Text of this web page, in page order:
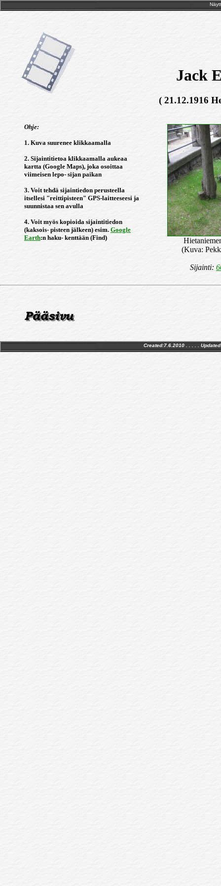
Jack
( 21.12.1916
Ohje:
1. Kuva suurenee klikkaamalla
2. Sijaintitietoa klikkaamalla aukeaa
kartta (Google Maps), joka osoittaa
viimeisen lepo- sijan paikan
3. Voit tehdä sijaintiedon perusteella
itsellesi "reittipisteen" GPS-laitteeseesi ja
suunnistaa sen avulla
4. Voit myös kopioida sijaintitiedon
(kaksois- pisteen jälkeen) esim. Google
Earth:n haku- kenttään (Find)
(Kuva:
Sijainti:
Created:7.6.2010 . . . . .